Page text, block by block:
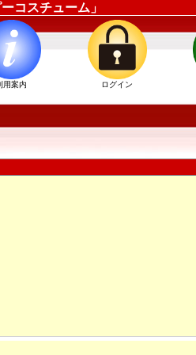
コスチューム」
用案内 ログイン